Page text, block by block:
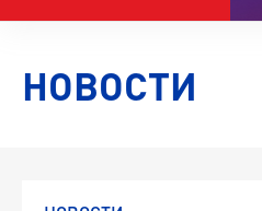
НОВОСТИ